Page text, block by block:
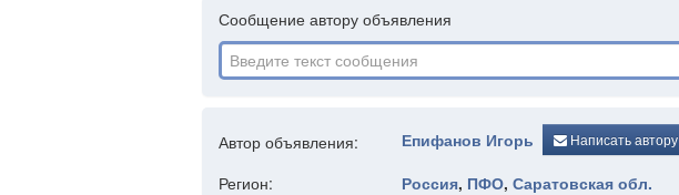
Сообщение автору объявления
Автор объявления: Епифанов Игорь Написать автору
Регион: Россия, ПФО, Саратовская обл.